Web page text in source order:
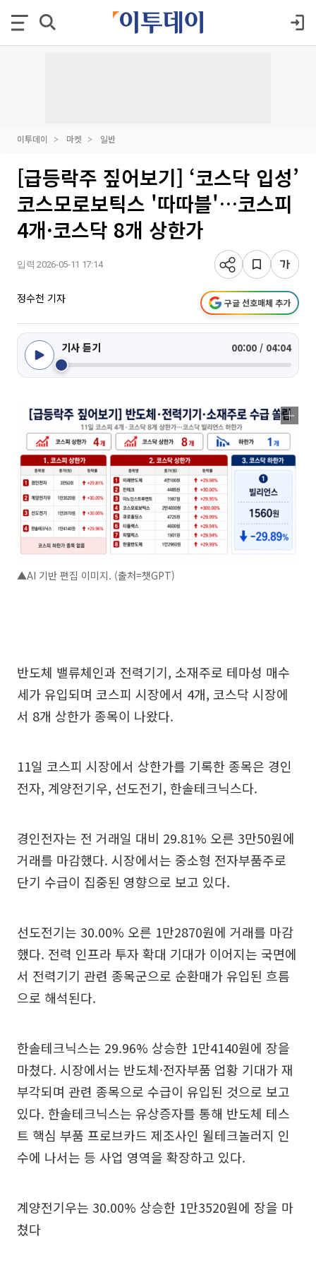
이투데이 마켓 일반
[급등락주 짚어보기] ‘코스닥 입성’
코스모로보틱스 '따따블'…코스피
4개·코스닥 8개 상한가
입력 2026-05-11 17:14
정수천 기자 구글 선호매체 추가
기사 듣기 00:00 / 04:04
▲AI 기반 편집 이미지. (출처=챗GPT)
반도체 밸류체인과 전력기기, 소재주로 테마성 매수
세가 유입되며 코스피 시장에서 4개, 코스닥 시장에
서 8개 상한가 종목이 나왔다.
11일 코스피 시장에서 상한가를 기록한 종목은 경인
전자, 계양전기우, 선도전기, 한솔테크닉스다.
경인전자는 전 거래일 대비 29.81% 오른 3만50원에
거래를 마감했다. 시장에서는 중소형 전자부품주로
단기 수급이 집중된 영향으로 보고 있다.
선도전기는 30.00% 오른 1만2870원에 거래를 마감
했다. 전력 인프라 투자 확대 기대가 이어지는 국면에
서 전력기기 관련 종목군으로 순환매가 유입된 흐름
으로 해석된다.
한솔테크닉스는 29.96% 상승한 1만4140원에 장을
마쳤다. 시장에서는 반도체·전자부품 업황 기대가 재
부각되며 관련 종목으로 수급이 유입된 것으로 보고
있다. 한솔테크닉스는 유상증자를 통해 반도체 테스
트 핵심 부품 프로브카드 제조사인 윌테크놀러지 인
수에 나서는 등 사업 영역을 확장하고 있다.
계양전기우는 30.00% 상승한 1만3520원에 장을 마
쳤다